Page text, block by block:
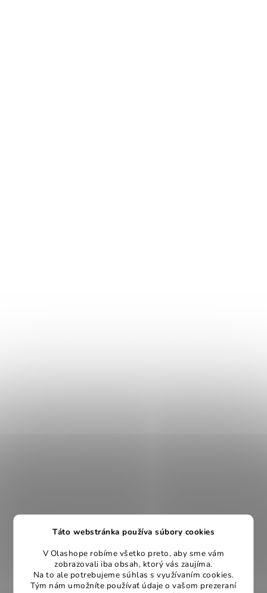
Táto webstránka používa súbory cookies
V Olashope robíme všetko preto, aby sme vám
zobrazovali iba obsah, ktorý vás zaujíma.
Na to ale potrebujeme súhlas s využívaním cookies.
Tým nám umožníte používať údaje o vašom prezeraní